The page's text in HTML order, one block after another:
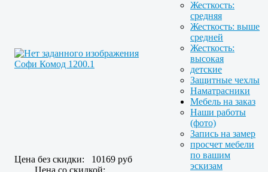
Софи Комод 1200.1
Цена без скидки:
10169 руб
Жесткость:
средняя
Жесткость: выше
средней
Жесткость:
высокая
детские
Защитные чехлы
Наматрасники
Мебель на заказ
Наши работы
(фото)
Запись на замер
просчет мебели
по вашим
эскизам